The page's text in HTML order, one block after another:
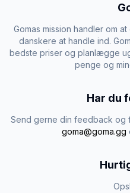
Gomas mission handler om
danskere at handle ind.
bedste priser og planlægge
penge og
Har du
Send gerne din feedback og
goma@goma.gg